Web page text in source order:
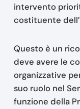
intervento
costituente
Questo è un
deve avere le
organizzative
suo ruolo nel
funzione della